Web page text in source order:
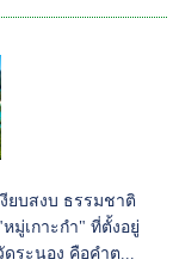
ยบสงบ ธรรมชาติ
มู่เกาะกำ" ที่ตั้งอยู่
ระนอง คือคำต...